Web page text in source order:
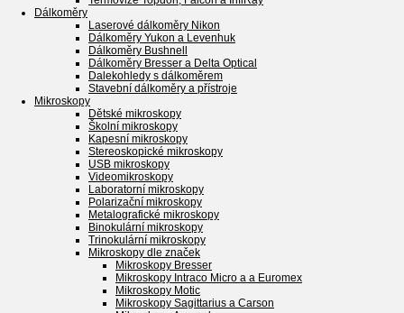
Dálkoměry
Laserové dálkoměry Nikon
Dálkoměry Yukon a Levenhuk
Dálkoměry Bushnell
Dálkoměry Bresser a Delta Optical
Dalekohledy s dálkoměrem
Stavební dálkoměry a přístroje
Mikroskopy
Dětské mikroskopy
Školní mikroskopy
Kapesní mikroskopy
Stereoskopické mikroskopy
USB mikroskopy
Videomikroskopy
Laboratorní mikroskopy
Polarizační mikroskopy
Metalografické mikroskopy
Binokulární mikroskopy
Trinokulární mikroskopy
Mikroskopy dle značek
Mikroskopy Bresser
Mikroskopy Intraco Micro a a Euromex
Mikroskopy Motic
Mikroskopy Sagittarius a Carson